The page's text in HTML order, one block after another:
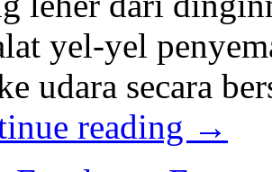
yel-yel
udara secara
reading →